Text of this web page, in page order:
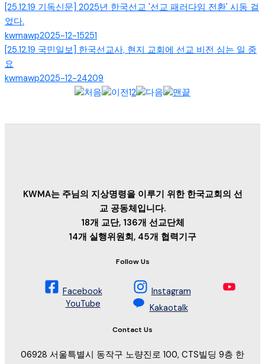
[25.12.19 기독신문] 2025년 한국선교 '선교 패러다임 전환' 시동 걸
었다.
kwmawp2025-12-15251
[25.12.19 국민일보] 한국선교사, 현지 교회에 선교 비전 심는 일 중
요
kwmawp2025-12-24209
12
KWMA는 주님의 지상명령을 이루기 위한 한국교회의 선
교 공동체입니다.
18개 교단, 136개 선교단체
14개 실행위원회, 45개 협력기구
Follow Us
Facebook
Instagram
YouTube
Kakaotalk
Contact Us
06928 서울특별시 동작구 노량진로 100, CTS빌딩 9층 한